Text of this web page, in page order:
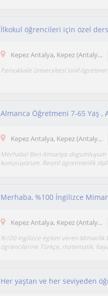
İlkokul öğrencileri için özel
Kepez Antalya, Kepez (Antaly...
Pamukkale üniversitesi sinif
Almanca Öğretmeni 7-65 Yaş ,
Kepez Antalya, Kepez (Antaly...
Merhaba! Ben Almanya
konusuyorum. Resmî ögretmenlik
Kepez Antalya, Kepez (Antaly...
%100 Ingilizce egitim veren
ögrencilerine Türkçe, matematik,